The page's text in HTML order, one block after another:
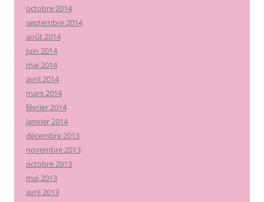
octobre 2014
septembre 2014
août 2014
juin 2014
mai 2014
avril 2014
mars 2014
février 2014
janvier 2014
décembre 2013
novembre 2013
octobre 2013
mai 2013
avril 2013